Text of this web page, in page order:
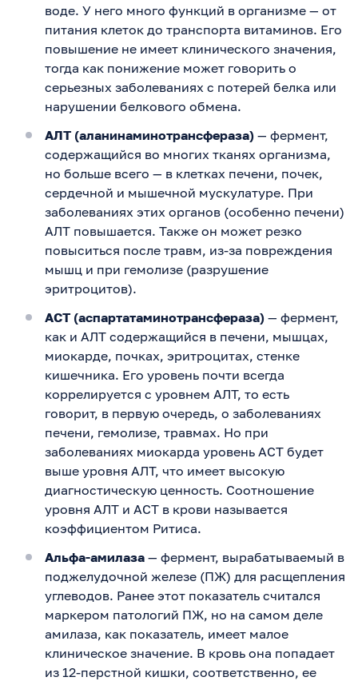
воде. У него много функций в организме — от
питания клеток до транспорта витаминов. Его
повышение не имеет клинического значения,
тогда как понижение может говорить о
серьезных заболеваниях с потерей белка или
нарушении белкового обмена.
АЛТ (аланинаминотрансфераза) — фермент,
содержащийся во многих тканях организма,
но больше всего — в клетках печени, почек,
сердечной и мышечной мускулатуре. При
заболеваниях этих органов (особенно печени)
АЛТ повышается. Также он может резко
повыситься после травм, из-за повреждения
мышц и при гемолизе (разрушение
эритроцитов).
АСТ (аспартатаминотрансфераза) — фермент,
как и АЛТ содержащийся в печени, мышцах,
миокарде, почках, эритроцитах, стенке
кишечника. Его уровень почти всегда
коррелируется с уровнем АЛТ, то есть
говорит, в первую очередь, о заболеваниях
печени, гемолизе, травмах. Но при
заболеваниях миокарда уровень АСТ будет
выше уровня АЛТ, что имеет высокую
диагностическую ценность. Соотношение
уровня АЛТ и АСТ в крови называется
коэффициентом Ритиса.
Альфа-амилаза — фермент, вырабатываемый в
поджелудочной железе (ПЖ) для расщепления
углеводов. Ранее этот показатель считался
маркером патологий ПЖ, но на самом деле
амилаза, как показатель, имеет малое
клиническое значение. В кровь она попадает
из 12-перстной кишки, соответственно, ее